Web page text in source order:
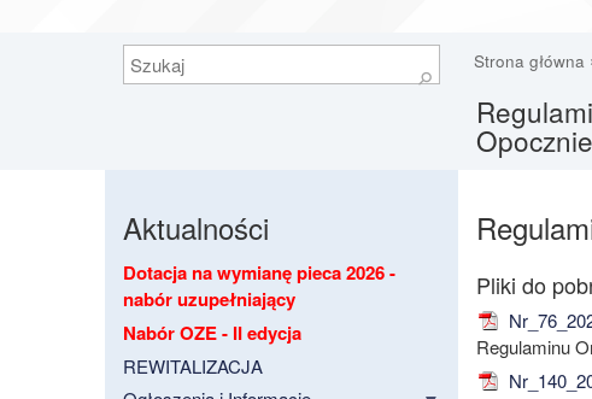
Szukaj
⚲
Strona główna
Opocznie
Aktualności
Dotacja na wymianę pieca 2026 -
nabór uzupełniający
Nabór OZE - II edycja
REWITALIZACJA
Regulaminu